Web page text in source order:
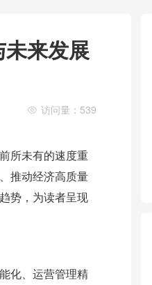
来发展
访问量：539
所未有的速度重
推动经济高质量
势，为读者呈现
化、运营管理精